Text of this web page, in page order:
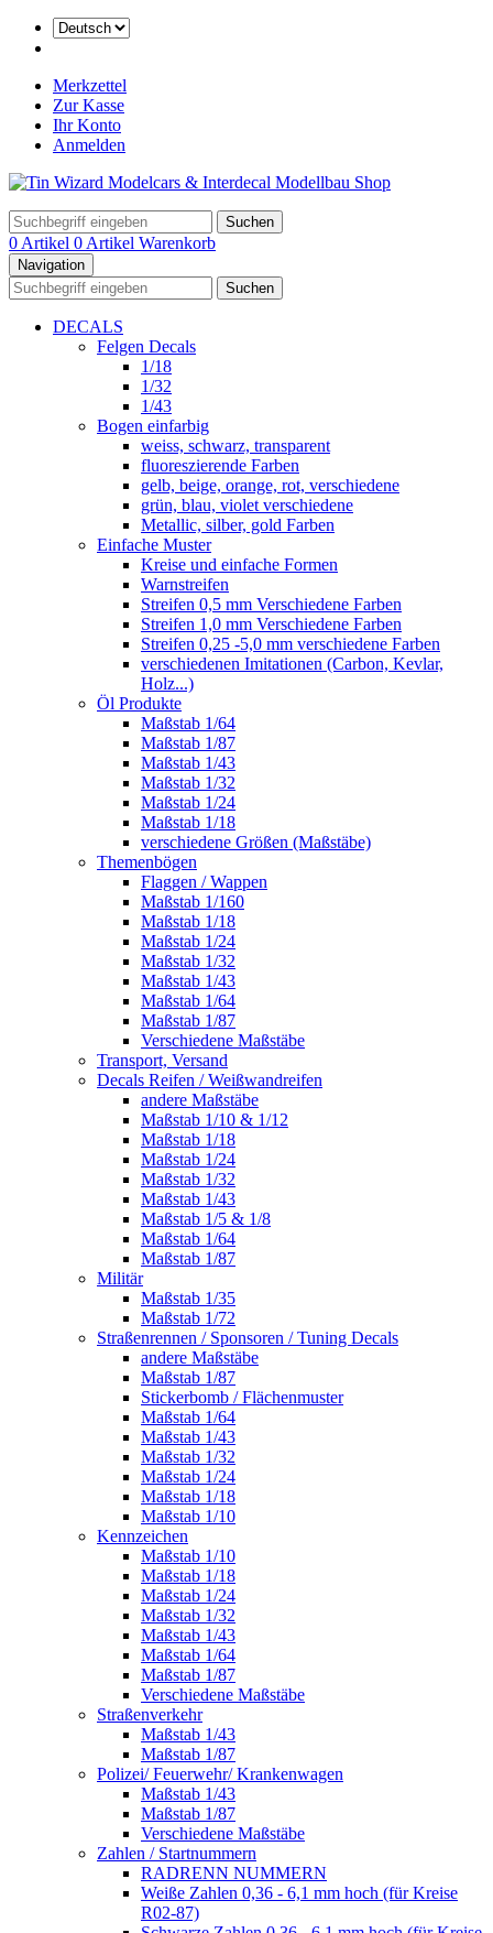
Merkzettel
Zur Kasse
Ihr Konto
Anmelden
Suchen
0 Artikel 0 Artikel Warenkorb
Navigation
Suchen
DECALS
Felgen Decals
1/18
1/32
1/43
Bogen einfarbig
weiss, schwarz, transparent
fluoreszierende Farben
gelb, beige, orange, rot, verschiedene
grün, blau, violet verschiedene
Metallic, silber, gold Farben
Einfache Muster
Kreise und einfache Formen
Warnstreifen
Streifen 0,5 mm Verschiedene Farben
Streifen 1,0 mm Verschiedene Farben
Streifen 0,25 -5,0 mm verschiedene Farben
verschiedenen Imitationen (Carbon, Kevlar,
Holz...)
Öl Produkte
Maßstab 1/64
Maßstab 1/87
Maßstab 1/43
Maßstab 1/32
Maßstab 1/24
Maßstab 1/18
verschiedene Größen (Maßstäbe)
Themenbögen
Flaggen / Wappen
Maßstab 1/160
Maßstab 1/18
Maßstab 1/24
Maßstab 1/32
Maßstab 1/43
Maßstab 1/64
Maßstab 1/87
Verschiedene Maßstäbe
Transport, Versand
Decals Reifen / Weißwandreifen
andere Maßstäbe
Maßstab 1/10 & 1/12
Maßstab 1/18
Maßstab 1/24
Maßstab 1/32
Maßstab 1/43
Maßstab 1/5 & 1/8
Maßstab 1/64
Maßstab 1/87
Militär
Maßstab 1/35
Maßstab 1/72
Straßenrennen / Sponsoren / Tuning Decals
andere Maßstäbe
Maßstab 1/87
Stickerbomb / Flächenmuster
Maßstab 1/64
Maßstab 1/43
Maßstab 1/32
Maßstab 1/24
Maßstab 1/18
Maßstab 1/10
Kennzeichen
Maßstab 1/10
Maßstab 1/18
Maßstab 1/24
Maßstab 1/32
Maßstab 1/43
Maßstab 1/64
Maßstab 1/87
Verschiedene Maßstäbe
Straßenverkehr
Maßstab 1/43
Maßstab 1/87
Polizei/ Feuerwehr/ Krankenwagen
Maßstab 1/43
Maßstab 1/87
Verschiedene Maßstäbe
Zahlen / Startnummern
RADRENN NUMMERN
Weiße Zahlen 0,36 - 6,1 mm hoch (für Kreise
R02-87)